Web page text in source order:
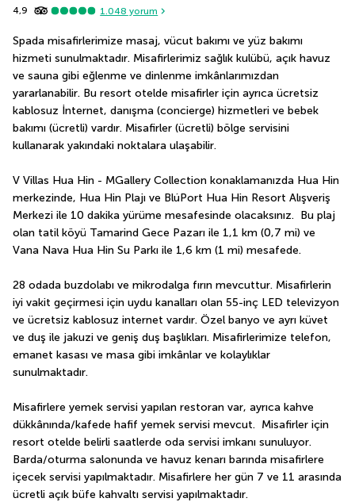
4,9 1.048 yorum
Spada misafirlerimize masaj, vücut bakımı ve yüz bakımı
hizmeti sunulmaktadır. Misafirlerimiz sağlık kulübü, açık havuz
ve sauna gibi eğlenme ve dinlenme imkânlarımızdan
yararlanabilir. Bu resort otelde misafirler için ayrıca ücretsiz
kablosuz İnternet, danışma (concierge) hizmetleri ve bebek
bakımı (ücretli) vardır. Misafirler (ücretli) bölge servisini
kullanarak yakındaki noktalara ulaşabilir.
V Villas Hua Hin - MGallery Collection konaklamanızda Hua Hin
merkezinde, Hua Hin Plajı ve BlúPort Hua Hin Resort Alışveriş
Merkezi ile 10 dakika yürüme mesafesinde olacaksınız.  Bu plaj
olan tatil köyü Tamarind Gece Pazarı ile 1,1 km (0,7 mi) ve
Vana Nava Hua Hin Su Parkı ile 1,6 km (1 mi) mesafede.
28 odada buzdolabı ve mikrodalga fırın mevcuttur. Misafirlerin
iyi vakit geçirmesi için uydu kanalları olan 55-inç LED televizyon
ve ücretsiz kablosuz internet vardır. Özel banyo ve ayrı küvet
ve duş ile jakuzi ve geniş duş başlıkları. Misafirlerimize telefon,
emanet kasası ve masa gibi imkânlar ve kolaylıklar
sunulmaktadır.
Misafirlere yemek servisi yapılan restoran var, ayrıca kahve
dükkânında/kafede hafif yemek servisi mevcut.  Misafirler için
resort otelde belirli saatlerde oda servisi imkanı sunuluyor.
Barda/oturma salonunda ve havuz kenarı barında misafirlere
içecek servisi yapılmaktadır. Misafirlere her gün 7 ve 11 arasında
ücretli açık büfe kahvaltı servisi yapılmaktadır.